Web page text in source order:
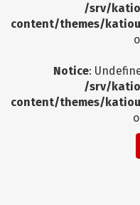
/srv/
content/themes/
Notice:
/srv/
content/themes/